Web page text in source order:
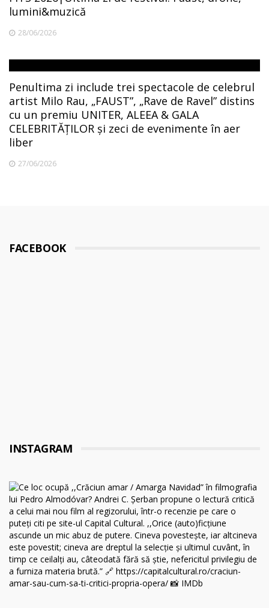
lumini&muzică
28/06/2026
Penultima zi include trei spectacole de celebrul
artist Milo Rau, „FAUST”, „Rave de Ravel” distins
cu un premiu UNITER, ALEEA & GALA
CELEBRITĂȚILOR și zeci de evenimente în aer
liber
27/06/2026
FACEBOOK
INSTAGRAM